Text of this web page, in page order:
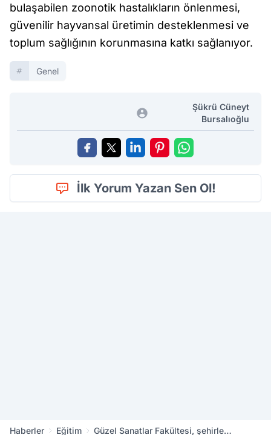
bulaşabilen zoonotik hastalıkların önlenmesi,
güvenilir hayvansal üretimin desteklenmesi ve
toplum sağlığının korunmasına katkı sağlanıyor.
Genel
Şükrü Cüneyt
Bursalıoğlu
İlk Yorum Yazan Sen Ol!
Haberler Eğitim Güzel Sanatlar Fakültesi, şehirle